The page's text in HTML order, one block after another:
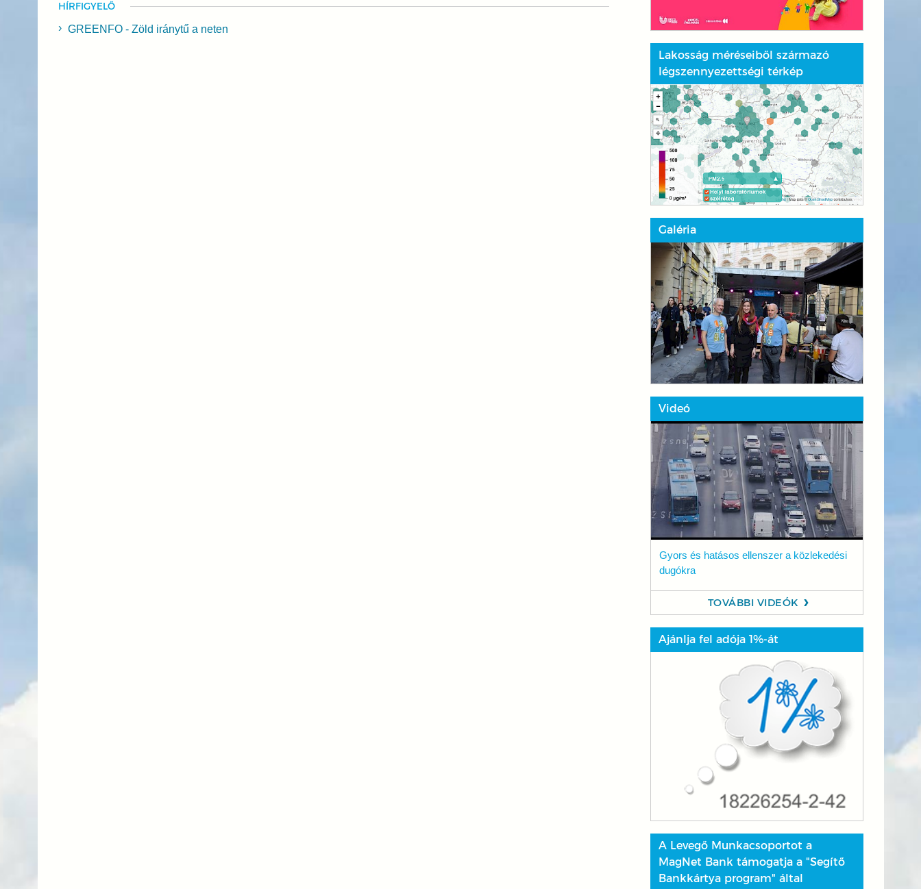
HÍRFIGYELŐ
GREENFO - Zöld iránytű a neten
Lakosság méréseiből származó
légszennyezettségi térkép
Galéria
Videó
Gyors és hatásos ellenszer a közlekedési
dugókra
TOVÁBBI VIDEÓK
Ajánlja fel adója 1%-át
A Levegő Munkacsoportot a
MagNet Bank támogatja a "Segítő
Bankkártya program" által